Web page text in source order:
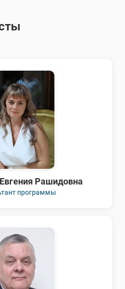
Рашидовна
программы